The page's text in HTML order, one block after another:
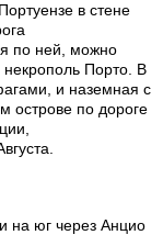
в стене
по ней, можно
Порто. В
и наземная с
острове по дороге
на юг через Анцио